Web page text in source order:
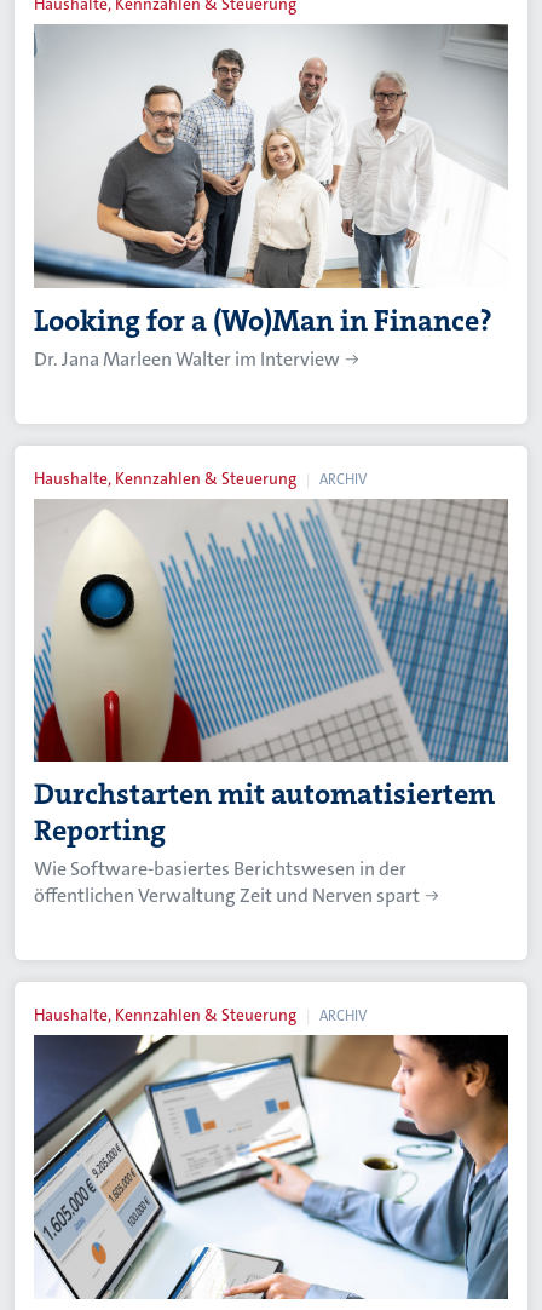
Haushalte, Kennzahlen & Steuerung
Looking for a (Wo)Man in Finance?
Dr. Jana Marleen Walter im Interview
Haushalte, Kennzahlen & Steuerung ARCHIV
Durchstarten mit automatisiertem
Reporting
Wie Software-basiertes Berichtswesen in der
öffentlichen Verwaltung Zeit und Nerven spart
Haushalte, Kennzahlen & Steuerung ARCHIV